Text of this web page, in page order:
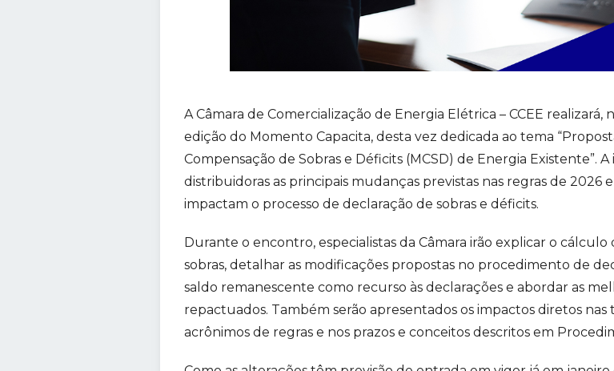
A Câmara de Comercialização de Energia Elétrica – CCEE realizará,
edição do Momento Capacita, desta vez dedicada ao tema
Compensação de Sobras e Déficits (MCSD) de Energia Existente”.
distribuidoras as principais mudanças previstas nas regras de 2026
impactam o processo de declaração de sobras e déficits.
Durante o encontro, especialistas da Câmara irão explicar o
sobras, detalhar as modificações propostas no procedimento de
saldo remanescente como recurso às declarações e abordar as
repactuados. Também serão apresentados os impactos diretos nas
acrônimos de regras e nos prazos e conceitos descritos em